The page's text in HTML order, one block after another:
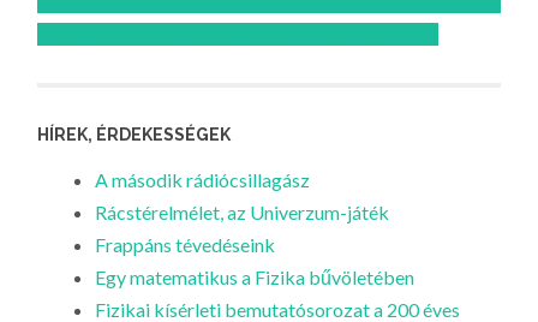
HÍREK, ÉRDEKESSÉGEK
A második rádiócsillagász
Rácstérelmélet, az Univerzum-játék
Frappáns tévedéseink
Egy matematikus a Fizika bűvöletében
Fizikai kísérleti bemutatósorozat a 200 éves